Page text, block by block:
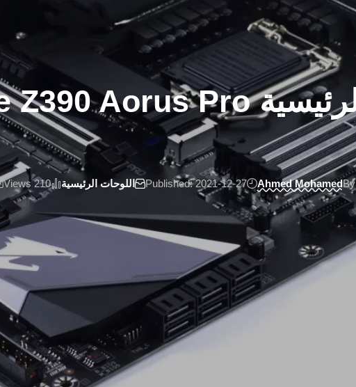
By
Ahmed Mohamed
Published: 2021-12-27 اللوحات الرئيسية 210 Views